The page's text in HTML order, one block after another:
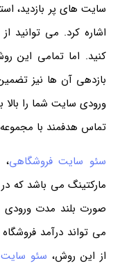
سایت های پر بازدید،
اشاره کرد. می توانید
کنید. اما تمامی این
بازدهی آن ها نیز
ورودی سایت شما را
تماس هدفمند با
سئو سایت فروشگاهی،
مارکتینگ می باشد که
صورت بلند مدت ورودی
می تواند درآمد
از این روش، سئو سایت